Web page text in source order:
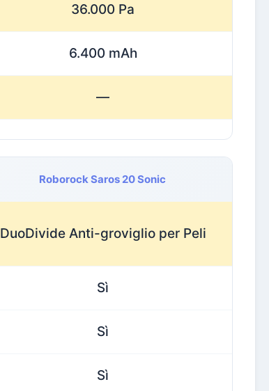
36.000 Pa
6.400 mAh
—
Roborock Saros 20 Sonic
DuoDivide Anti-groviglio per Peli
Sì
Sì
Sì